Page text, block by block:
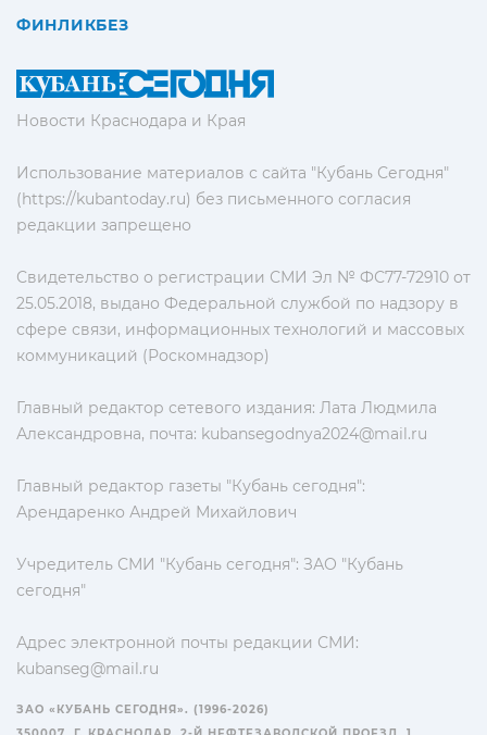
Новости Краснодара и Края
Использование материалов с сайта "Кубань Сегодня"
(https://kubantoday.ru) без письменного согласия
редакции запрещено
Свидетельство о регистрации СМИ Эл № ФС77-72910 от
25.05.2018, выдано Федеральной службой по надзору в
сфере связи, информационных технологий и массовых
коммуникаций (Роскомнадзор)
Главный редактор сетевого издания: Лата Людмила
Александровна, почта: kubansegodnya2024@mail.ru
Главный редактор газеты "Кубань сегодня":
Арендаренко Андрей Михайлович
Учредитель СМИ "Кубань сегодня": ЗАО "Кубань
сегодня"
Адрес электронной почты редакции СМИ:
kubanseg@mail.ru
ФИНЛИКБЕЗ
ЗАО «КУБАНЬ СЕГОДНЯ». (1996-2026)